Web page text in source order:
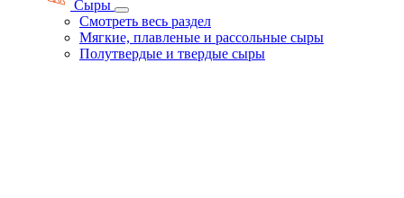
Сыры
Смотреть весь раздел
Мягкие, плавленые и рассольные сыры
Полутвердые и твердые сыры